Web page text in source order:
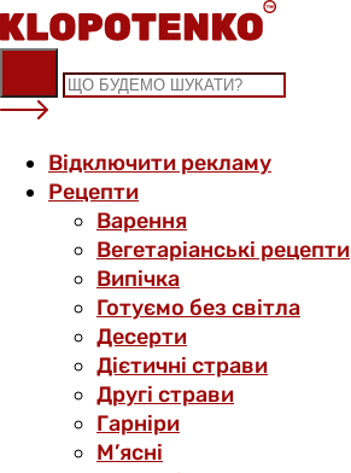
Skip
to
content
Відключити рекламу
Рецепти
Варення
Вегетаріанські рецепти
Випічка
Готуємо без світла
Десерти
Дієтичні страви
Другі страви
Гарніри
М’ясні